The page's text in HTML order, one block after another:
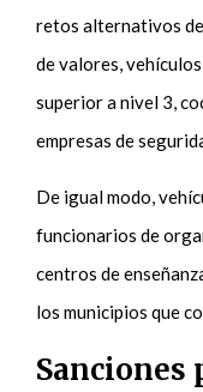
retos alternativos
de valores,
superior a nivel 3,
empresas de
De igual modo,
funcionarios de
centros de
los municipios que